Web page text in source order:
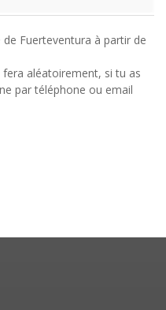
Fuerteventura à partir de
aléatoirement, si tu as
par téléphone ou email